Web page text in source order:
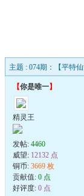
主题 : 074期：【平特
【你是唯一】
精灵王
发帖: 4460
威望: 12132 点
铜币: 3669 枚
贡献值: 0 点
好评度: 0 点